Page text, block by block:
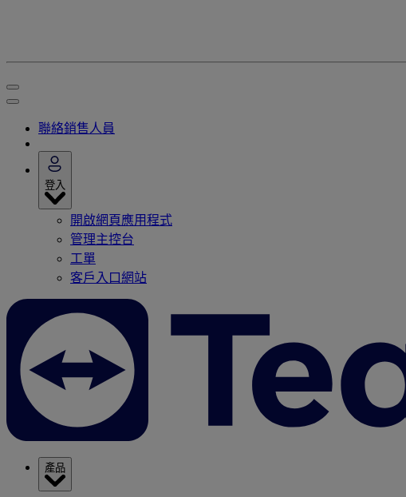
聯絡銷售人員
登入
開啟網頁應用程式
管理主控台
工單
客戶入口網站
產品